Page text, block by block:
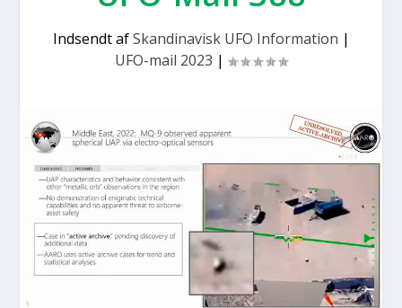
Indsendt afSkandinavisk UFO Information |
UFO-mail 2023 |